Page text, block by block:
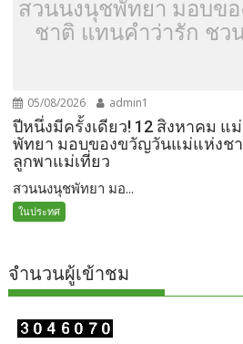
สวนนงนุชพัทยา มอบข
ชาติ แทนคำว่ารัก ชว
05/08/2026 admin1
ปีหนึ่งมีครั้งเดียว! 12 สิงหาคม แ
พัทยา มอบของขวัญวันแม่แห่งช
ลูกพาแม่เที่ยว
สวนนงนุชพัทยา มอ...
ในประทศ
จำนวนผู้เข้าชม